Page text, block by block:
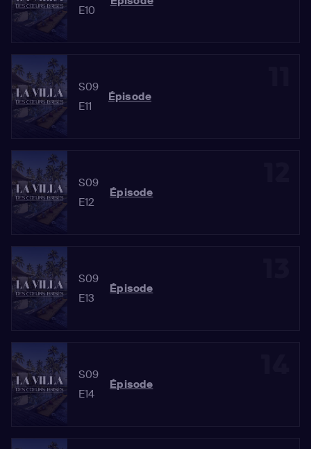
E10
S09
E11
Épisode
S09
E12
Épisode
S09
E13
Épisode
S09
E14
Épisode